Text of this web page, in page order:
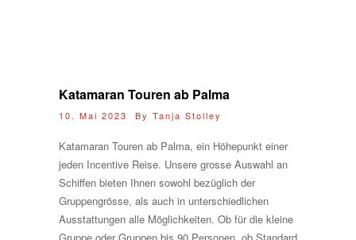
Katamaran Touren ab Palma
10. Mai 2023 By Tanja Stolley
Katamaran Touren ab Palma, ein Höhepunkt einer
jeden Incentive Reise. Unsere grosse Auswahl an
Schiffen bieten Ihnen sowohl bezüglich der
Gruppengrösse, als auch in unterschiedlichen
Ausstattungen alle Möglichkeiten. Ob für die kleine
Gruppe oder Gruppen bis 90 Personen, ob Standard